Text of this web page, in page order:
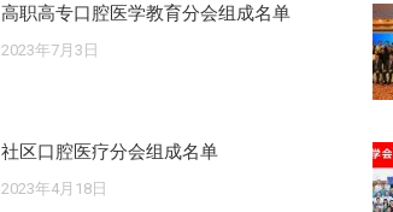
高职高专口腔医学教育分会组成名单
2023年7月3日
社区口腔医疗分会组成名单
2023年4月18日